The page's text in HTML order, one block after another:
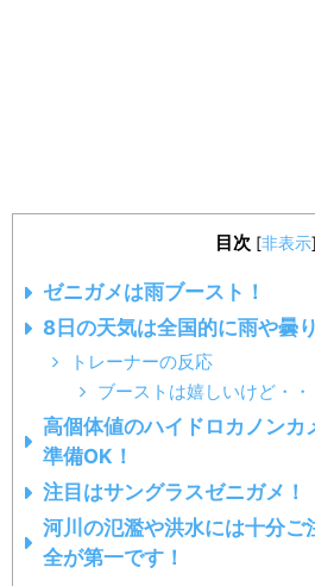
目次 [非表示]
ゼニガメは雨ブースト！
8日の天気は全国的に雨や曇り
トレーナーの反応
ブーストは嬉しいけど・・
高個体値のハイドロカノンカ
準備OK！
注目はサングラスゼニガメ！
河川の氾濫や洪水には十分ご
全が第一です！